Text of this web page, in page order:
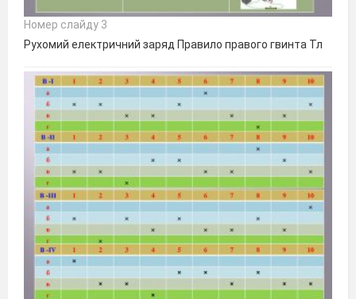
Номер слайду 3
Рухомий електричний заряд Правило правого гвинта Тл